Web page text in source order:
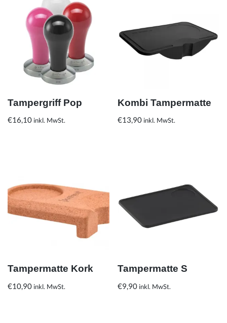
Tampergriff Pop
€16,10 inkl. MwSt.
Kombi Tampermatte
€13,90 inkl. MwSt.
Tampermatte Kork
€10,90 inkl. MwSt.
Tampermatte S
€9,90 inkl. MwSt.